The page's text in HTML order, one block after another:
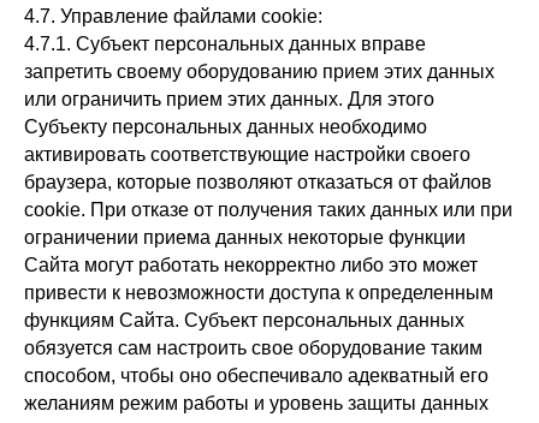
4.7. Управление файлами cookie:
4.7.1. Субъект персональных данных вправе
запретить своему оборудованию прием этих данных
или ограничить прием этих данных. Для этого
Субъекту персональных данных необходимо
активировать соответствующие настройки своего
браузера, которые позволяют отказаться от файлов
cookie. При отказе от получения таких данных или при
ограничении приема данных некоторые функции
Сайта могут работать некорректно либо это может
привести к невозможности доступа к определенным
функциям Сайта. Субъект персональных данных
обязуется сам настроить свое оборудование таким
способом, чтобы оно обеспечивало адекватный его
желаниям режим работы и уровень защиты данных